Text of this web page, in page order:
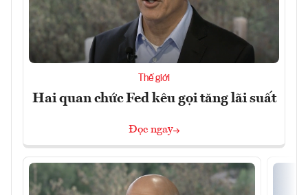
Thế giới
Hai quan chức Fed kêu gọi tăng lãi suất
Đọc ngay